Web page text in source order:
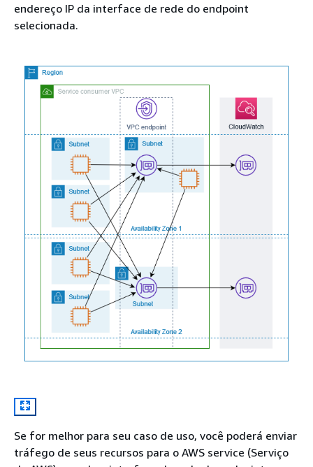
endereço IP da interface de rede do endpoint
selecionada.
Se for melhor para seu caso de uso, você poderá enviar
tráfego de seus recursos para o AWS service (Serviço